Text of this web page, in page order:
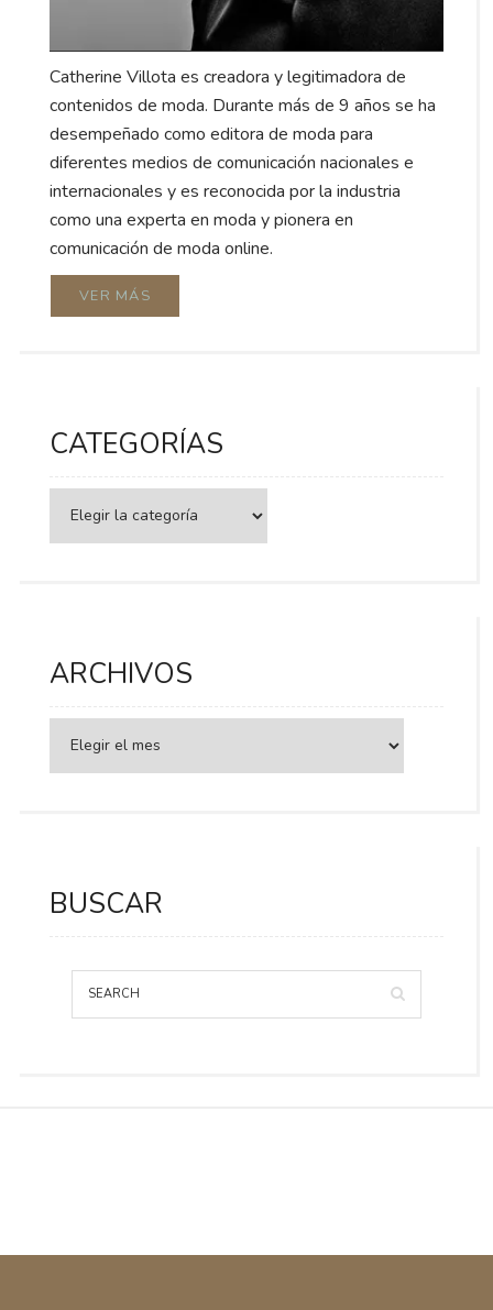
Catherine Villota es creadora y legitimadora de
contenidos de moda. Durante más de 9 años se ha
desempeñado como editora de moda para
diferentes medios de comunicación nacionales e
internacionales y es reconocida por la industria
como una experta en moda y pionera en
comunicación de moda online.
VER MÁS
CATEGORÍAS
ARCHIVOS
BUSCAR